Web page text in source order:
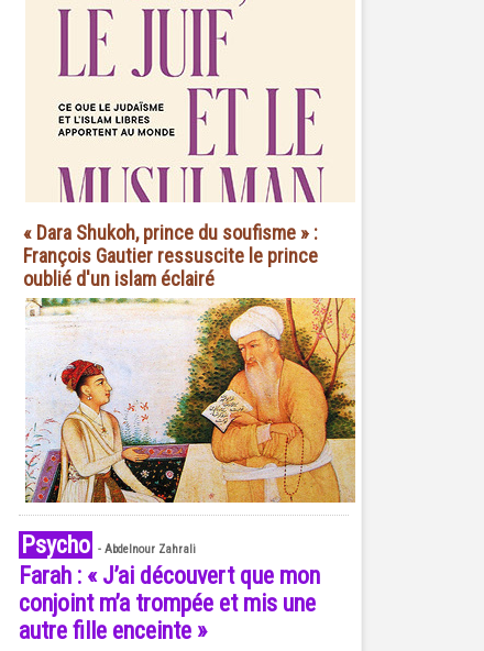
« Dara Shukoh, prince du soufisme » :
François Gautier ressuscite le prince
oublié d'un islam éclairé
Psycho - Abdelnour Zahrali
Farah : « J’ai découvert que mon
conjoint m’a trompée et mis une
autre fille enceinte »